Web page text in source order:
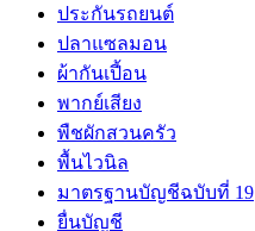
ประกันรถยนต์
ปลาแซลมอน
ผ้ากันเปี้อน
พากย์เสียง
พืชผักสวนครัว
พื้นไวนิล
มาตรฐานบัญชีฉบับที่ 19
ยื่นบัญชี